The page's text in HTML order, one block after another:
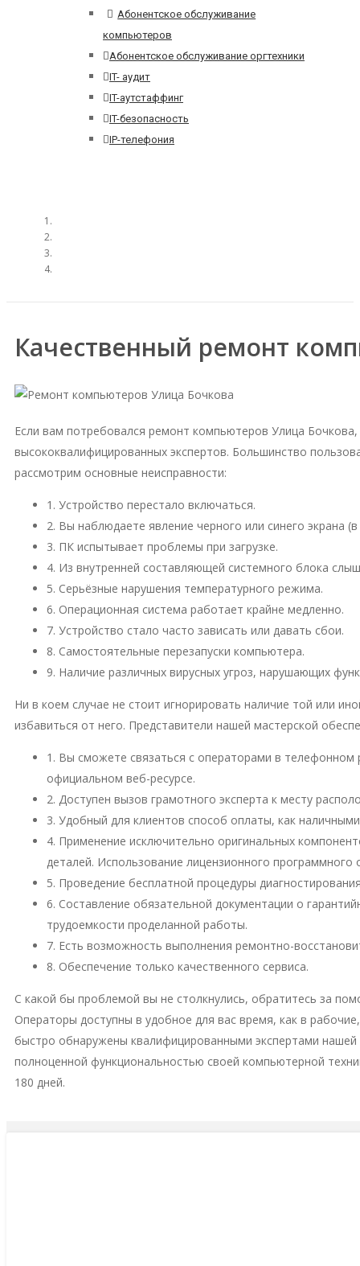
Абонентское обслуживание
компьютеров
Абонентское обслуживание оргтехники
IT- аудит
IT-аутстаффинг
IT-безопасность
IP-телефония
Качественный ремонт
Если вам потребовался ремонт компьютеров Улица
высококвалифицированных экспертов. Большинство
рассмотрим основные неисправности:
1. Устройство перестало включаться.
2. Вы наблюдаете явление черного или синего экрана
3. ПК испытывает проблемы при загрузке.
4. Из внутренней составляющей системного блока
5. Серьёзные нарушения температурного режима.
6. Операционная система работает крайне медленно.
7. Устройство стало часто зависать или давать сбои.
8. Самостоятельные перезапуски компьютера.
9. Наличие различных вирусных угроз, нарушающих
Ни в коем случае не стоит игнорировать наличие той или
избавиться от него. Представители нашей мастерской
1. Вы сможете связаться с операторами в
официальном веб-ресурсе.
2. Доступен вызов грамотного эксперта к месту
3. Удобный для клиентов способ оплаты, как
4. Применение исключительно оригинальных
деталей. Использование лицензионного
5. Проведение бесплатной процедуры
6. Составление обязательной документации о
трудоемкости проделанной работы.
7. Есть возможность выполнения ремонтно-
8. Обеспечение только качественного сервиса.
С какой бы проблемой вы не столкнулись, обратитесь за
Операторы доступны в удобное для вас время, как в
быстро обнаружены квалифицированными экспертами
полноценной функциональностью своей компьютерной
180 дней.